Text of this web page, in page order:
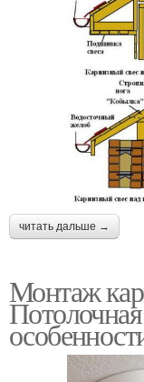
читать дальше →
Монтаж